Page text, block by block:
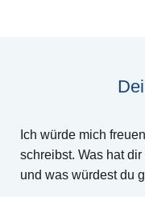
Ich würde mich
schreibst. Was hat
und was würdest du